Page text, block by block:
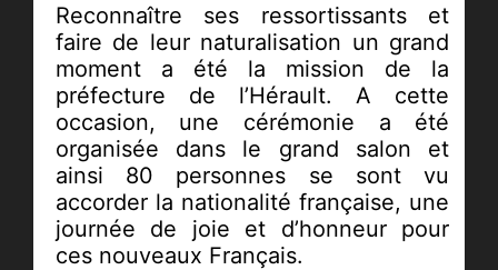
Reconnaître ses ressortissants et
faire de leur naturalisation un grand
moment a été la mission de la
préfecture de l’Hérault. A cette
occasion, une cérémonie a été
organisée dans le grand salon et
ainsi 80 personnes se sont vu
accorder la nationalité française, une
journée de joie et d’honneur pour
ces nouveaux Français.